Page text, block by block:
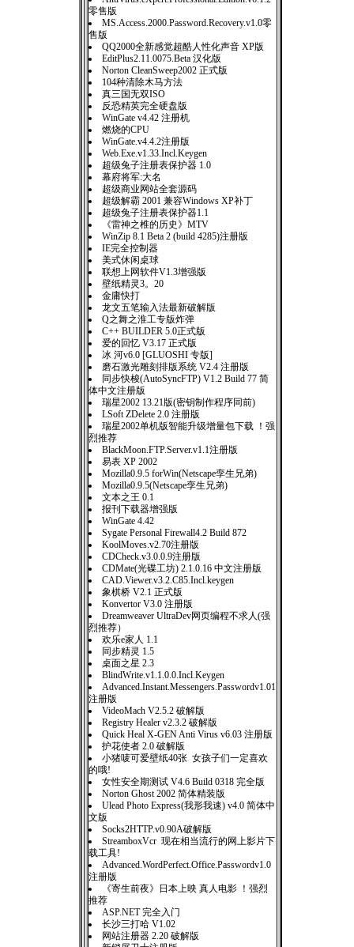
零售版
MS.Access.2000.Password.Recovery.v1.0零
售版
QQ2000全新感觉超酷人性化声音 XP版
EditPlus2.11.0075.Beta 汉化版
Norton CleanSweep2002 正式版
104种清除木马方法
真三国无双ISO
反恐精英完全硬盘版
WinGate v4.42 注册机
燃烧的CPU
WinGate.v4.4.2注册版
Web.Exe.v1.33.Incl.Keygen
超级兔子注册表保护器 1.0
幕府将军:大名
超级商业网站全套源码
超级解霸 2001 兼容Windows XP补丁
超级兔子注册表保护器1.1
《雷神之椎的历史》MTV
WinZip 8.1 Beta 2 (build 4285)注册版
IE完全控制器
美式休闲桌球
联想上网软件V1.3增强版
壁纸精灵3。20
金庸快打
龙文五笔输入法最新破解版
Q之舞之淮工专版炸弹
C++ BUILDER 5.0正式版
爱的回忆 V3.17 正式版
冰 河v6.0 [GLUOSHI 专版]
磨石激光雕刻排版系统 V2.4 注册版
同步快梭(AutoSyncFTP) V1.2 Build 77 简
体中文注册版
瑞星2002 13.21版(密钥制作程序同前)
LSoft ZDelete 2.0 注册版
瑞星2002单机版智能升级增量包下载 ！强
烈推荐
BlackMoon.FTP.Server.v1.1注册版
易表 XP 2002
Mozilla0.9.5 forWin(Netscape孪生兄弟)
Mozilla0.9.5(Netscape孪生兄弟)
文本之王 0.1
报刊下载器增强版
WinGate 4.42
Sygate Personal Firewall4.2 Build 872
KoolMoves.v2.70注册版
CDCheck.v3.0.0.9注册版
CDMate(光碟工坊) 2.1.0.16 中文注册版
CAD.Viewer.v3.2.C85.Incl.keygen
象棋桥 V2.1 正式版
Konvertor V3.0 注册版
Dreamweaver UltraDev网页编程不求人(强
烈推荐）
欢乐e家人 1.1
同步精灵 1.5
桌面之星 2.3
BlindWrite.v1.1.0.0.Incl.Keygen
Advanced.Instant.Messengers.Passwordv1.01
注册版
VideoMach V2.5.2 破解版
Registry Healer v2.3.2 破解版
Quick Heal X-GEN Anti Virus v6.03 注册版
护花使者 2.0 破解版
小猪唛可爱壁纸40张 女孩子们一定喜欢
的哦!
女性安全期测试 V4.6 Build 0318 完全版
Norton Ghost 2002 简体精装版
Ulead Photo Express(我形我速) v4.0 简体中
文版
Socks2HTTP.v0.90A破解版
StreamboxVcr 现在相当流行的网上影片下
载工具!
Advanced.WordPerfect.Office.Passwordv1.0
注册版
《寄生前夜》日本上映 真人电影 ！强烈
推荐
ASP.NET 完全入门
长沙三打哈 V1.02
网站注册器 2.20 破解版